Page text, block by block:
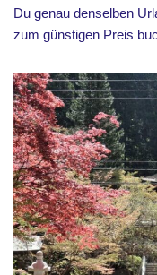
Du genau denselben
zum günstigen Preis